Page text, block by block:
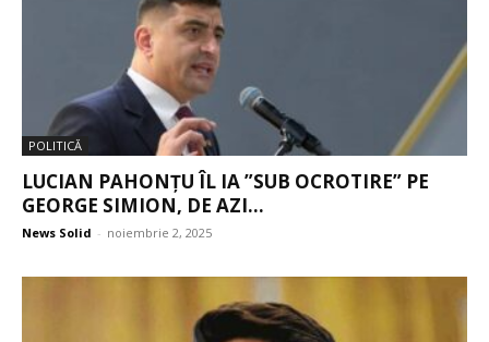
POLITICĂ
LUCIAN PAHONȚU ÎL IA ”SUB OCROTIRE” PE
GEORGE SIMION, DE AZI...
News Solid - noiembrie 2, 2025